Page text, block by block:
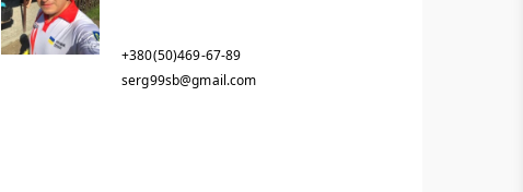
+380(50)469-67-89
serg99sb@gmail.com